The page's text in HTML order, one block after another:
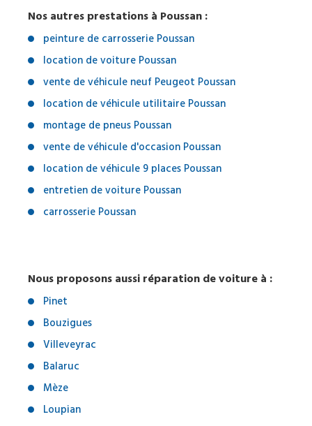
Nos autres prestations à Poussan :
peinture de carrosserie Poussan
location de voiture Poussan
vente de véhicule neuf Peugeot Poussan
location de véhicule utilitaire Poussan
montage de pneus Poussan
vente de véhicule d'occasion Poussan
location de véhicule 9 places Poussan
entretien de voiture Poussan
carrosserie Poussan
Nous proposons aussi réparation de voiture à :
Pinet
Bouzigues
Villeveyrac
Balaruc
Mèze
Loupian